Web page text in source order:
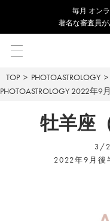
毎⽉ オン
著名な審査員
TOP
PHOTOASTROLOGY
PHOTOASTROLOGY 2022年9
牡羊座
3/
2022年9月